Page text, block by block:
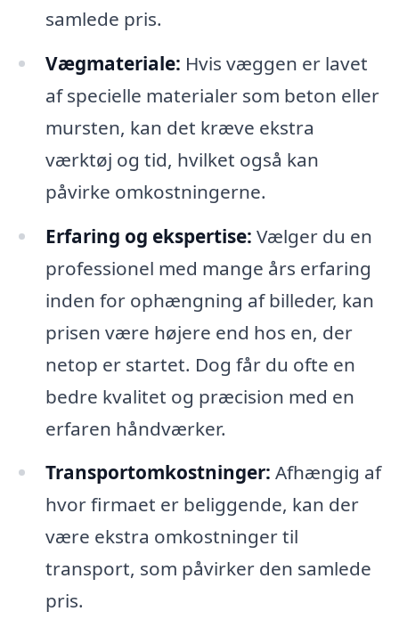
samlede pris.
Vægmateriale: Hvis væggen er lavet
af specielle materialer som beton eller
mursten, kan det kræve ekstra
værktøj og tid, hvilket også kan
påvirke omkostningerne.
Erfaring og ekspertise: Vælger du en
professionel med mange års erfaring
inden for ophængning af billeder, kan
prisen være højere end hos en, der
netop er startet. Dog får du ofte en
bedre kvalitet og præcision med en
erfaren håndværker.
Transportomkostninger: Afhængig af
hvor firmaet er beliggende, kan der
være ekstra omkostninger til
transport, som påvirker den samlede
pris.